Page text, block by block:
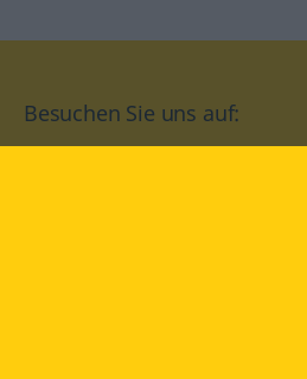
Besuchen Sie uns auf: